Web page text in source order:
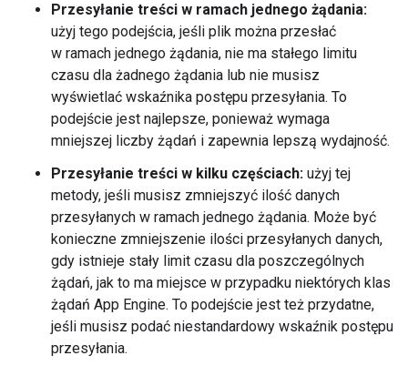
Przesyłanie treści w ramach jednego żądania:
użyj tego podejścia, jeśli plik można przesłać
w ramach jednego żądania, nie ma stałego limitu
czasu dla żadnego żądania lub nie musisz
wyświetlać wskaźnika postępu przesyłania. To
podejście jest najlepsze, ponieważ wymaga
mniejszej liczby żądań i zapewnia lepszą wydajność.
Przesyłanie treści w kilku częściach: użyj tej
metody, jeśli musisz zmniejszyć ilość danych
przesyłanych w ramach jednego żądania. Może być
konieczne zmniejszenie ilości przesyłanych danych,
gdy istnieje stały limit czasu dla poszczególnych
żądań, jak to ma miejsce w przypadku niektórych klas
żądań App Engine. To podejście jest też przydatne,
jeśli musisz podać niestandardowy wskaźnik postępu
przesyłania.